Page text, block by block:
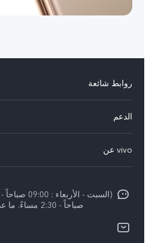
روابط شائعة
X200 FE (New)
V50 Lite 5G
الدعم
Funtouch OS
vivo عن
نبذة عنا
مركز الخصوصية لدى vivo
صباحاً - 2:30 مساءً. ما عدا ايام العطل )دردشة مباشرة